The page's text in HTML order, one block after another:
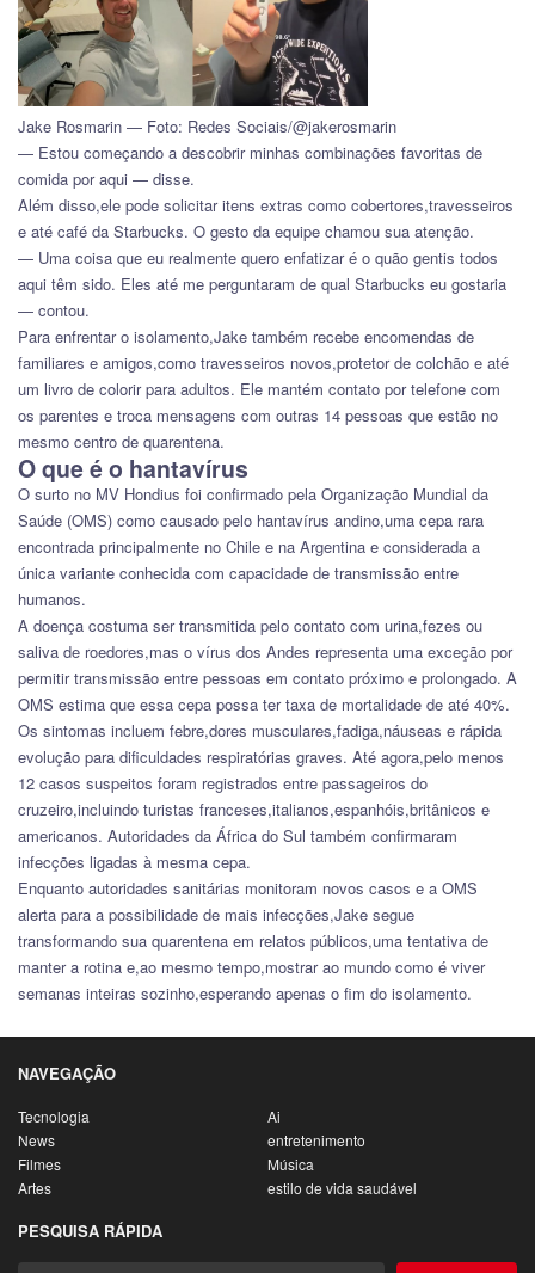
Jake Rosmarin — Foto: Redes Sociais/@jakerosmarin
— Estou começando a descobrir minhas combinações favoritas de
comida por aqui — disse.
Além disso,ele pode solicitar itens extras como cobertores,travesseiros
e até café da Starbucks. O gesto da equipe chamou sua atenção.
— Uma coisa que eu realmente quero enfatizar é o quão gentis todos
aqui têm sido. Eles até me perguntaram de qual Starbucks eu gostaria
— contou.
Para enfrentar o isolamento,Jake também recebe encomendas de
familiares e amigos,como travesseiros novos,protetor de colchão e até
um livro de colorir para adultos. Ele mantém contato por telefone com
os parentes e troca mensagens com outras 14 pessoas que estão no
mesmo centro de quarentena.
O que é o hantavírus
O surto no MV Hondius foi confirmado pela Organização Mundial da
Saúde (OMS) como causado pelo hantavírus andino,uma cepa rara
encontrada principalmente no Chile e na Argentina e considerada a
única variante conhecida com capacidade de transmissão entre
humanos.
A doença costuma ser transmitida pelo contato com urina,fezes ou
saliva de roedores,mas o vírus dos Andes representa uma exceção por
permitir transmissão entre pessoas em contato próximo e prolongado. A
OMS estima que essa cepa possa ter taxa de mortalidade de até 40%.
Os sintomas incluem febre,dores musculares,fadiga,náuseas e rápida
evolução para dificuldades respiratórias graves. Até agora,pelo menos
12 casos suspeitos foram registrados entre passageiros do
cruzeiro,incluindo turistas franceses,italianos,espanhóis,britânicos e
americanos. Autoridades da África do Sul também confirmaram
infecções ligadas à mesma cepa.
Enquanto autoridades sanitárias monitoram novos casos e a OMS
alerta para a possibilidade de mais infecções,Jake segue
transformando sua quarentena em relatos públicos,uma tentativa de
manter a rotina e,ao mesmo tempo,mostrar ao mundo como é viver
semanas inteiras sozinho,esperando apenas o fim do isolamento.
NAVEGAÇÃO
Tecnologia
Ai
News
entretenimento
Filmes
Música
Artes
estilo de vida saudável
PESQUISA RÁPIDA